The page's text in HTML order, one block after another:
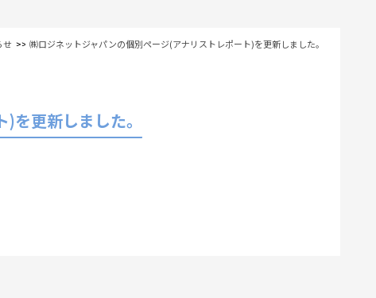
せ ㈱ロジネットジャパンの個別ページ(アナリストレポート)を更新しました。
更新しました。